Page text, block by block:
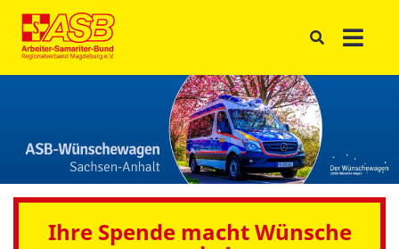
Ihre Spende macht Wünsche